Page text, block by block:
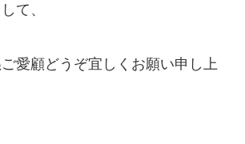
て、
愛顧どうぞ宜しくお願い申し上